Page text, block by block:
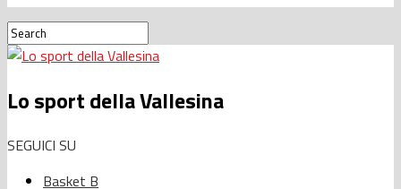
Lo sport della Vallesina
SEGUICI SU
Basket B